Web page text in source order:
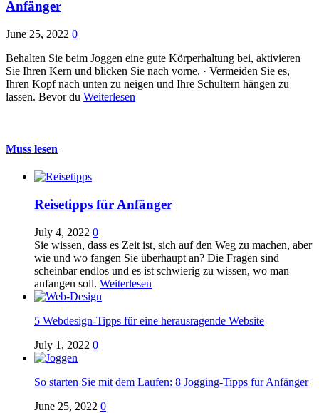
Anfänger
June 25, 2022 0
Behalten Sie beim Joggen eine gute Körperhaltung bei, aktivieren
Sie Ihren Kern und blicken Sie nach vorne. · Vermeiden Sie es,
Ihren Kopf nach unten zu neigen und Ihre Schultern hängen zu
lassen. Bevor du Weiterlesen
Muss lesen
Reisetipps für Anfänger
July 4, 2022 0
Sie wissen, dass es Zeit ist, sich auf den Weg zu machen, aber
wie und wo fangen Sie überhaupt an? Die Fragen sind
scheinbar endlos und es ist schwierig zu wissen, wo man
anfangen soll. Weiterlesen
5 Webdesign-Tipps für eine herausragende Website
July 1, 2022 0
So starten Sie mit dem Laufen: 8 Jogging-Tipps für Anfänger
June 25, 2022 0